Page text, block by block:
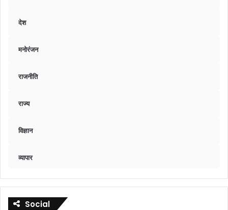
देश
मनोरंजन
राजनीति
राज्य
विज्ञान
व्यापार
Social